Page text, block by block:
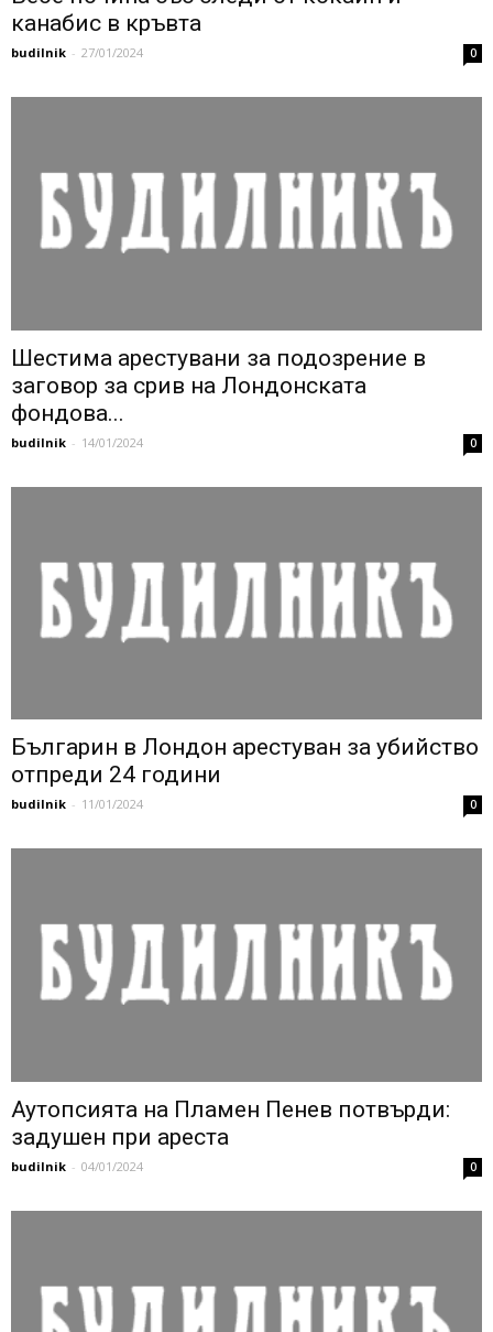
канабис в кръвта
budilnik - 27/01/2024 0
Шестима арестувани за подозрение в
заговор за срив на Лондонската
фондова...
budilnik - 14/01/2024 0
Българин в Лондон арестуван за убийство
отпреди 24 години
budilnik - 11/01/2024 0
Аутопсията на Пламен Пенев потвърди:
задушен при ареста
budilnik - 04/01/2024 0